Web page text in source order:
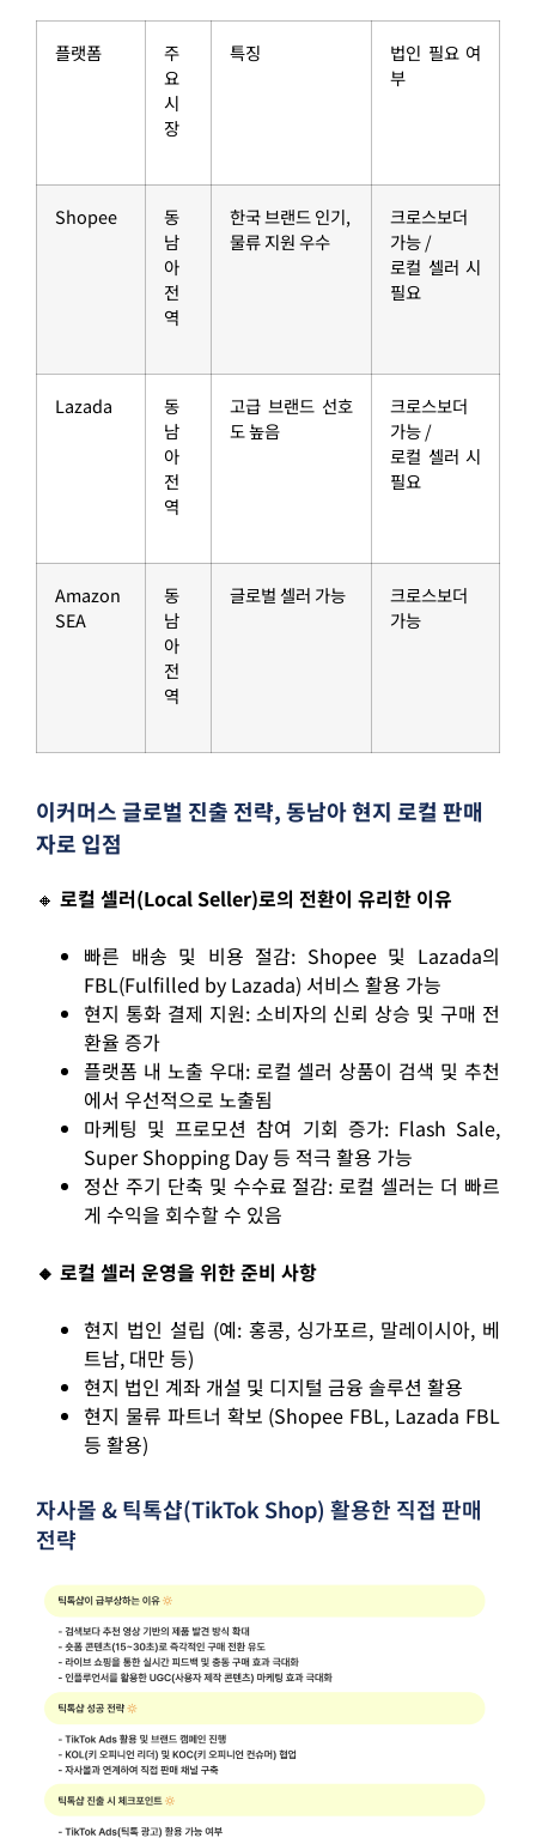
플랫폼
주
요
시
장
특징
법인 필요 여
부
Shopee
동
남
아
전
역
한국 브랜드 인기,
물류 지원 우수
크로스보더
가능 /
로컬 셀러 시
필요
Lazada
동
남
아
전
역
고급 브랜드 선호
도 높음
크로스보더
가능 /
로컬 셀러 시
필요
Amazon
SEA
동
남
아
전
역
글로벌 셀러 가능
크로스보더
가능
이커머스 글로벌 진출 전략, 동남아 현지 로컬 판매
자로 입점
🔸 로컬 셀러(Local Seller)로의 전환이 유리한 이유
빠른 배송 및 비용 절감: Shopee 및 Lazada의
FBL(Fulfilled by Lazada) 서비스 활용 가능
현지 통화 결제 지원: 소비자의 신뢰 상승 및 구매 전
환율 증가
플랫폼 내 노출 우대: 로컬 셀러 상품이 검색 및 추천
에서 우선적으로 노출됨
마케팅 및 프로모션 참여 기회 증가: Flash Sale,
Super Shopping Day 등 적극 활용 가능
정산 주기 단축 및 수수료 절감: 로컬 셀러는 더 빠르
게 수익을 회수할 수 있음
🔸 로컬 셀러 운영을 위한 준비 사항
현지 법인 설립 (예: 홍콩, 싱가포르, 말레이시아, 베
트남, 대만 등)
현지 법인 계좌 개설 및 디지털 금융 솔루션 활용
현지 물류 파트너 확보 (Shopee FBL, Lazada FBL
등 활용)
자사몰 & 틱톡샵(TikTok Shop) 활용한 직접 판매
전략